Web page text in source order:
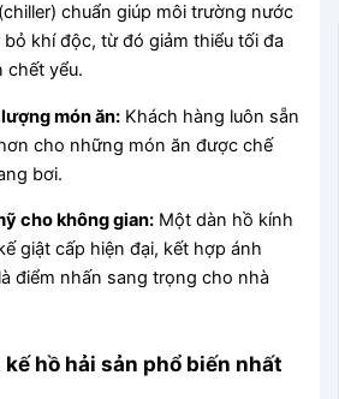
chuẩn giúp môi trường nước
khí độc, từ đó giảm thiểu tối đa
chết yểu.
món ăn: Khách hàng luôn sẵn
cho những món ăn được chế
bơi.
cho không gian: Một dàn hồ kính
giật cấp hiện đại, kết hợp ánh
điểm nhấn sang trọng cho nhà
hồ hải sản phổ biến nhất